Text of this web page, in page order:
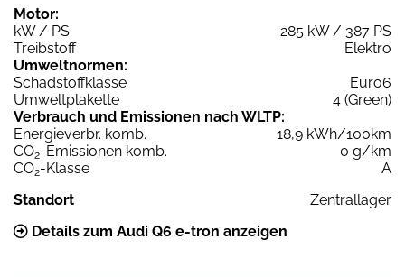
Motor:
kW / PS
285 kW / 387 PS
Treibstoff
Elektro
Umweltnormen:
Schadstoffklasse
Euro6
Umweltplakette
4 (Green)
Verbrauch und Emissionen nach WLTP:
Energieverbr. komb.
18,9 kWh/100km
CO2-Emissionen komb.
0 g/km
CO2-Klasse
A
Standort
Zentrallager
Details zum Audi Q6 e-tron anzeigen